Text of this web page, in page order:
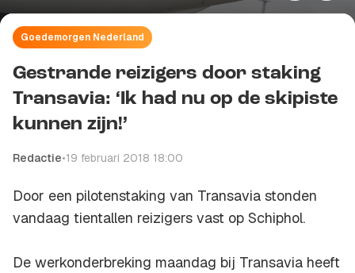
Goedemorgen Nederland
Gestrande reizigers door staking
Transavia: ‘Ik had nu op de skipiste
kunnen zijn!’
Redactie•19 februari 2018 18:00
Door een pilotenstaking van Transavia stonden
vandaag tientallen reizigers vast op Schiphol.
De werkonderbreking maandag bij Transavia heeft